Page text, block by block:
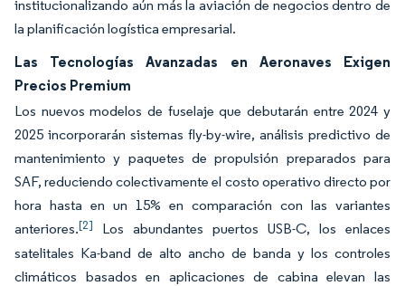
institucionalizando aún más la aviación de negocios dentro de
la planificación logística empresarial.
Las Tecnologías Avanzadas en Aeronaves Exigen
Precios Premium
Los nuevos modelos de fuselaje que debutarán entre 2024 y
2025 incorporarán sistemas fly-by-wire, análisis predictivo de
mantenimiento y paquetes de propulsión preparados para
SAF, reduciendo colectivamente el costo operativo directo por
hora hasta en un 15% en comparación con las variantes
anteriores.[2]
Los abundantes puertos USB-C, los enlaces
satelitales Ka-band de alto ancho de banda y los controles
climáticos basados en aplicaciones de cabina elevan las